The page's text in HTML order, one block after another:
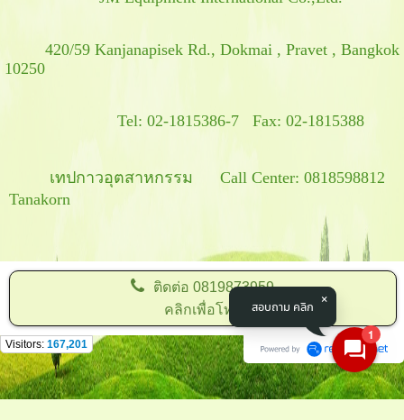
420/59 Kanjanapisek Rd., Dokmai , Pravet , Bangkok
10250
Tel: 02-1815386-7 Fax: 02-1815388
เทปกาวอุตสาหกรรม Call Center: 0818598812
Tanakorn
ติดต่อ0819873959
คลิกเพื่อโทร
Visitors: 167,201
1
สอบถาม คลิก